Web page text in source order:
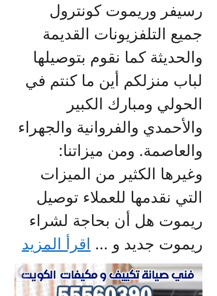
رسيفر وريموت كونترول
جميع التلفزيونات القديمة
والحديثة كما نقوم بتوصيلها
لباب منزلكم أين ما كنتم في
الحولي ومبارك الكبير
والأحمدي والفروانية والجهراء
والعاصمة. ومن ميزاتنا:
وغيرها الكثير من الميزات
التي نقدمها للعملاء توصيل
ريموت هل أن بحاجة لشراء
ريموت جديد و ... اقرأ المزيد